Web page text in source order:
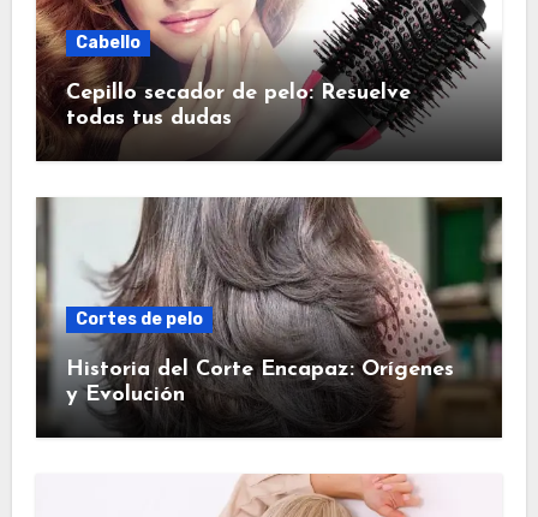
Cabello
Cepillo secador de pelo: Resuelve
todas tus dudas
Cortes de pelo
Historia del Corte Encapaz: Orígenes
y Evolución